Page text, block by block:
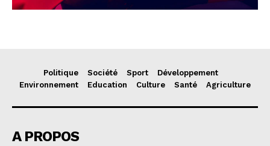
Politique Société Sport
Développement
Environnement
Education Culture Santé Agriculture
A PROPOS